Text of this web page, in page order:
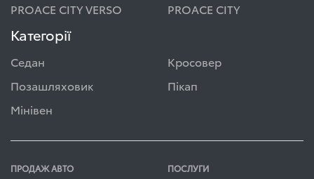
PROACE CITY VERSO
PROACE CITY
Категорії
Седан
Кросовер
Позашляховик
Пікап
Мінівен
ПРОДАЖ АВТО ПОСЛУГИ